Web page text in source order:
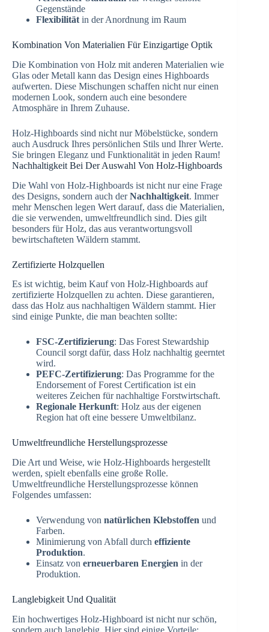
Gegenstände
Flexibilität in der Anordnung im Raum
Kombination Von Materialien Für Einzigartige Optik
Die Kombination von Holz mit anderen Materialien wie
Glas oder Metall kann das Design eines Highboards
aufwerten. Diese Mischungen schaffen nicht nur einen
modernen Look, sondern auch eine besondere
Atmosphäre in Ihrem Zuhause.
Holz-Highboards sind nicht nur Möbelstücke, sondern
auch Ausdruck Ihres persönlichen Stils und Ihrer Werte.
Sie bringen Eleganz und Funktionalität in jeden Raum!
Nachhaltigkeit Bei Der Auswahl Von Holz-Highboards
Die Wahl von Holz-Highboards ist nicht nur eine Frage
des Designs, sondern auch derNachhaltigkeit. Immer
mehr Menschen legen Wert darauf, dass die Materialien,
die sie verwenden, umweltfreundlich sind. Dies gilt
besonders für Holz, das aus verantwortungsvoll
bewirtschafteten Wäldern stammt.
Zertifizierte Holzquellen
Es ist wichtig, beim Kauf von Holz-Highboards auf
zertifizierte Holzquellen zu achten. Diese garantieren,
dass das Holz aus nachhaltigen Wäldern stammt. Hier
sind einige Punkte, die man beachten sollte:
FSC-Zertifizierung: Das Forest Stewardship
Council sorgt dafür, dass Holz nachhaltig geerntet
wird.
PEFC-Zertifizierung: Das Programme for the
Endorsement of Forest Certification ist ein
weiteres Zeichen für nachhaltige Forstwirtschaft.
Regionale Herkunft: Holz aus der eigenen
Region hat oft eine bessere Umweltbilanz.
Umweltfreundliche Herstellungsprozesse
Die Art und Weise, wie Holz-Highboards hergestellt
werden, spielt ebenfalls eine große Rolle.
Umweltfreundliche Herstellungsprozesse können
Folgendes umfassen:
Verwendung von natürlichen Klebstoffen und
Farben.
Minimierung von Abfall durch effiziente
Produktion.
Einsatz von erneuerbaren Energien in der
Produktion.
Langlebigkeit Und Qualität
Ein hochwertiges Holz-Highboard ist nicht nur schön,
sondern auch langlebig. Hier sind einige Vorteile: